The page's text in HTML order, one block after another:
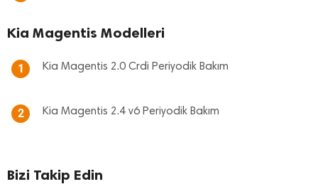
Kia Magentis Modelleri
1 Kia Magentis 2.0 Crdi Periyodik Bakım
2 Kia Magentis 2.4 v6 Periyodik Bakım
Bizi Takip Edin